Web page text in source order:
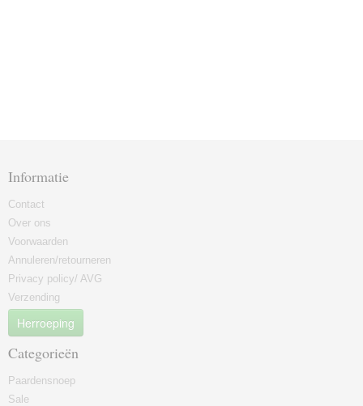
Informatie
Contact
Over ons
Voorwaarden
Annuleren/retourneren
Privacy policy/ AVG
Verzending
Herroeping
Categorieën
Paardensnoep
Sale